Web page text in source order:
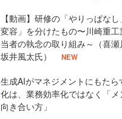
【動画】研修の「やりっぱな
変容」を分けたもの〜川崎重工
当者の執念の取り組み～（喜瀬
坂井風太氏）
NEW
生成AIがマネジメントにもたら
化は、業務効率化ではなく「
向き合い方」